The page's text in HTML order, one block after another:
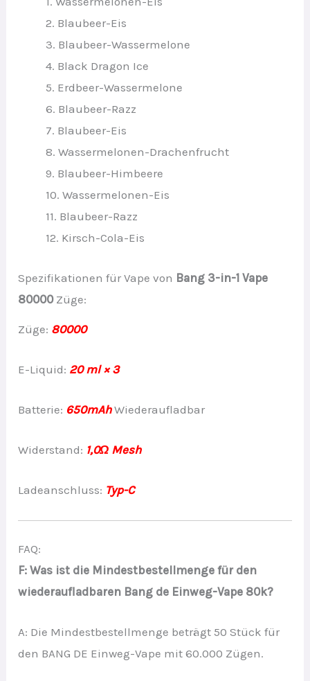
2. Blaubeer-Eis
3. Blaubeer-Wassermelone
4. Black Dragon Ice
5. Erdbeer-Wassermelone
6. Blaubeer-Razz
7. Blaubeer-Eis
8. Wassermelonen-Drachenfrucht
9. Blaubeer-Himbeere
10. Wassermelonen-Eis
11. Blaubeer-Razz
12. Kirsch-Cola-Eis
Spezifikationen für Vape von Bang 3-in-1 Vape
80000 Züge:
Züge: 80000
E-Liquid: 20 ml × 3
Batterie: 650mAhWiederaufladbar
Widerstand: 1,0Ω Mesh
Ladeanschluss: Typ-C
FAQ:
F: Was ist die Mindestbestellmenge für den
wiederaufladbaren Bang de Einweg-Vape 80k?
A: Die Mindestbestellmenge beträgt 50 Stück für
den BANG DE Einweg-Vape mit 60.000 Zügen.